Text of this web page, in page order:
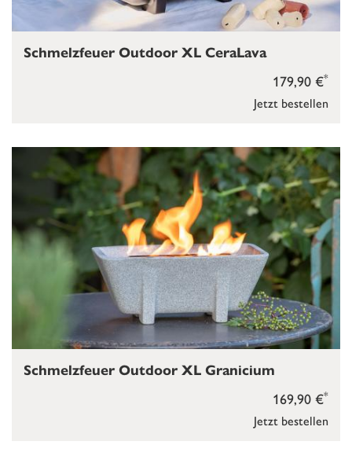
Jetzt bestellen
179,90 €*
Schmelzfeuer Outdoor XL CeraLava
Jetzt bestellen
169,90 €*
Schmelzfeuer Outdoor XL Granicium